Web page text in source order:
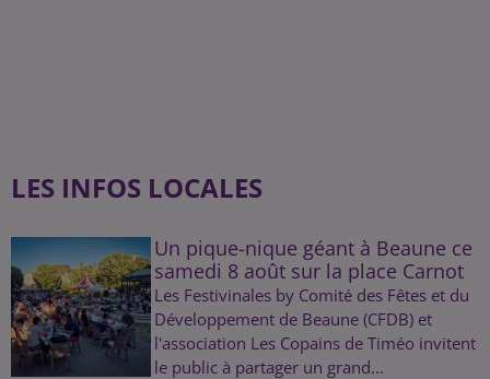
LES INFOS LOCALES
Un pique-nique géant à Beaune ce
samedi 8 août sur la place Carnot
Les Festivinales by Comité des Fêtes et du
Développement de Beaune (CFDB) et
l'association Les Copains de Timéo invitent
le public à partager un grand...